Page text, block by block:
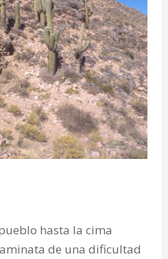
hasta la cima
de una dificultad